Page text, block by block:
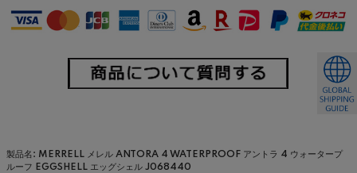
製品名: MERRELL メレル ANTORA 4 WATERPROOF アントラ 4 ウォータープ
ルーフ EGGSHELL エッグシェル J068440